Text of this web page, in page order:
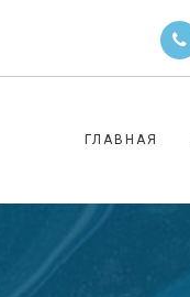
ГЛАВНАЯ